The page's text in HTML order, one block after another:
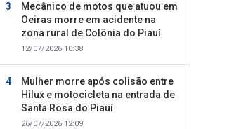
Mecânico de motos que atuou em
Oeiras morre em acidente na
zona rural de Colônia do Piauí
12/07/2026 10:38
Mulher morre após colisão entre
Hilux e motocicleta na entrada de
Santa Rosa do Piauí
26/07/2026 12:09